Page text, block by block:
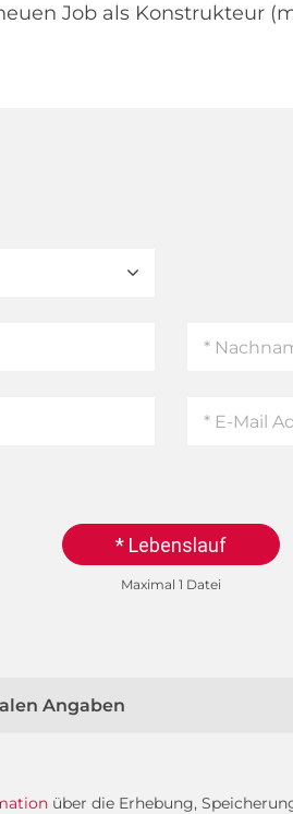
Job als Konstrukteur
* Lebenslauf
Maximal 1 Datei
Angaben
über die Erhebung,